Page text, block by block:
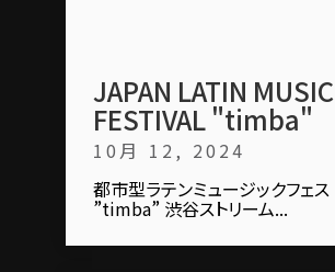
JAPAN LATIN MUSIC
FESTIVAL "timba"
10月 12, 2024
都市型ラテンミュージックフェス
”timba” 渋谷ストリーム...